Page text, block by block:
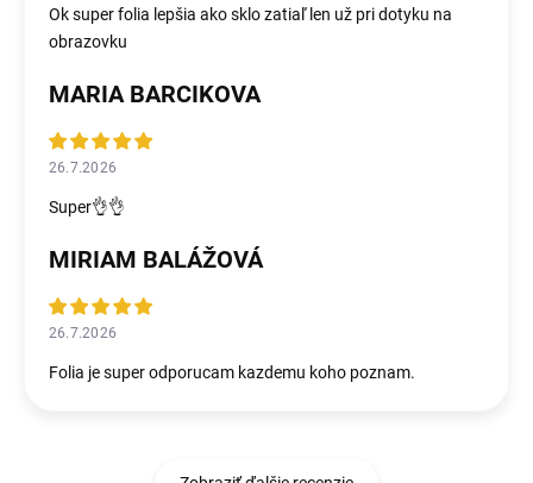
Ok super folia lepšia ako sklo zatiaľ len už pri dotyku na
obrazovku
MARIA BARCIKOVA
26.7.2026
Super👌👌
MIRIAM BALÁŽOVÁ
26.7.2026
Folia je super odporucam kazdemu koho poznam.